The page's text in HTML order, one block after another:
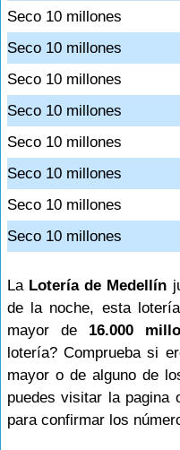
Seco 10 millones
Seco 10 millones
Seco 10 millones
Seco 10 millones
Seco 10 millones
Seco 10 millones
Seco 10 millones
Seco 10 millones
La Lotería de Medellín
de la noche, esta
mayor de 16.000
lotería? Comprueba si
mayor o de alguno de
puedes visitar la pagina
para confirmar los